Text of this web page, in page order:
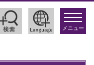
toggle
メニュー